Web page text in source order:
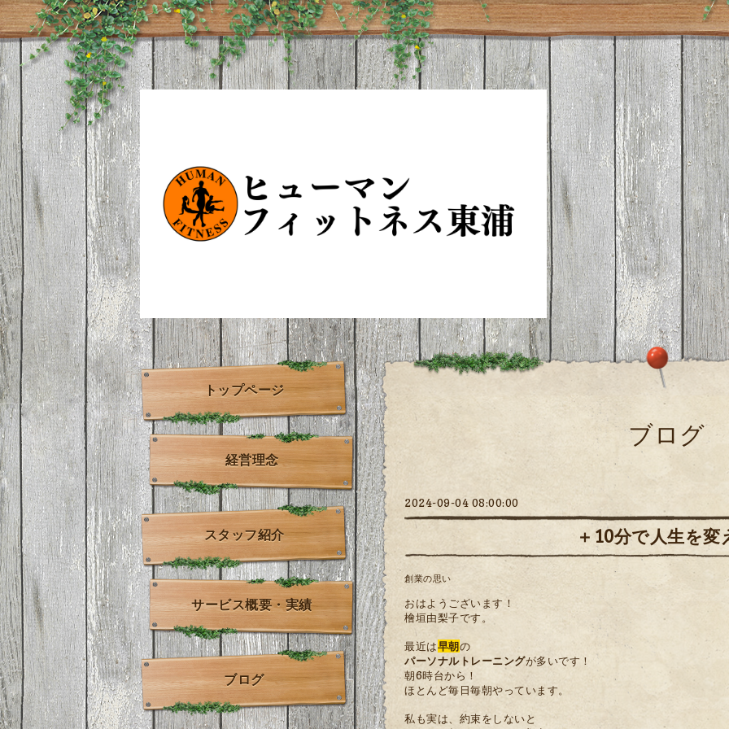
ブログ
2024-09-04 08:00:00
＋10分で人生を変
創業の思い
おはようございます！
檜垣由梨子です。
最近は早朝の
パーソナルトレーニングが多いです！
朝6時台から！
ほとんど毎日毎朝やっています。
私も実は、 約束をしないと
トップページ
経営理念
スタッフ紹介
サービス概要・実績
ブログ